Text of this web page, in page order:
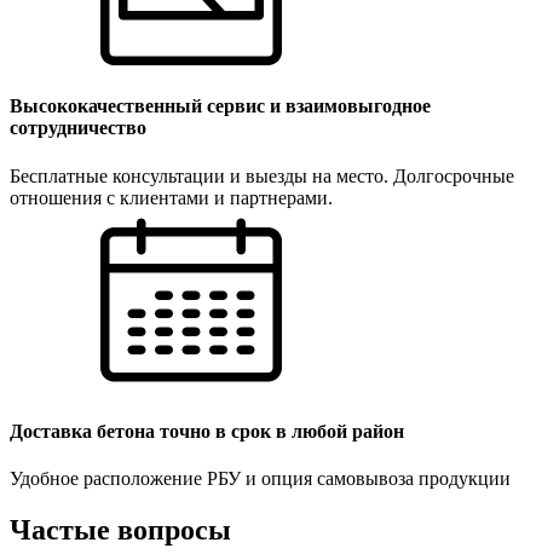
Высококачественный сервис и взаимовыгодное
сотрудничество
Бесплатные консультации и выезды на место. Долгосрочные
отношения с клиентами и партнерами.
Доставка бетона точно в срок в любой район
Удобное расположение РБУ и опция самовывоза продукции
Частые вопросы